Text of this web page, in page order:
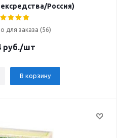
Россия)
для заказа (56)
руб./шт
В корзину